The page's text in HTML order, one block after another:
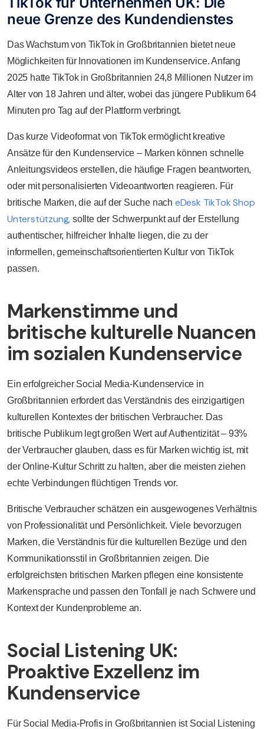
neue Grenze des Kundendienstes
Das Wachstum von TikTok in Großbritannien bietet neue
Möglichkeiten für Innovationen im Kundenservice. Anfang
2025 hatte TikTok in Großbritannien 24,8 Millionen Nutzer im
Alter von 18 Jahren und älter, wobei das jüngere Publikum 64
Minuten pro Tag auf der Plattform verbringt.
Das kurze Videoformat von TikTok ermöglicht kreative
Ansätze für den Kundenservice – Marken können schnelle
Anleitungsvideos erstellen, die häufige Fragen beantworten,
oder mit personalisierten Videoantworten reagieren. Für
britische Marken, die auf der Suche nach eDesk TikTok Shop
Unterstützung, sollte der Schwerpunkt auf der Erstellung
authentischer, hilfreicher Inhalte liegen, die zu der
informellen, gemeinschaftsorientierten Kultur von TikTok
passen.
Markenstimme und
britische kulturelle Nuancen
im sozialen Kundenservice
Ein erfolgreicher Social Media-Kundenservice in
Großbritannien erfordert das Verständnis des einzigartigen
kulturellen Kontextes der britischen Verbraucher. Das
britische Publikum legt großen Wert auf Authentizität – 93%
der Verbraucher glauben, dass es für Marken wichtig ist, mit
der Online-Kultur Schritt zu halten, aber die meisten ziehen
echte Verbindungen flüchtigen Trends vor.
Britische Verbraucher schätzen ein ausgewogenes Verhältnis
von Professionalität und Persönlichkeit. Viele bevorzugen
Marken, die Verständnis für die kulturellen Bezüge und den
Kommunikationsstil in Großbritannien zeigen. Die
erfolgreichsten britischen Marken pflegen eine konsistente
Markensprache und passen den Tonfall je nach Schwere und
Kontext der Kundenprobleme an.
Social Listening UK:
Proaktive Exzellenz im
Kundenservice
Für Social Media-Profis in Großbritannien ist Social Listening